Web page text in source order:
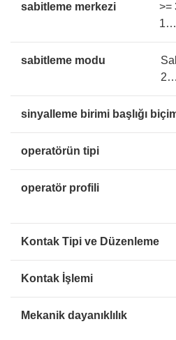
sabitleme merkezi
>=
sabitleme modu
sinyalleme birimi başlığı
operatörün tipi
operatör profili
Kontak Tipi ve Düzenleme
Kontak İşlemi
Mekanik dayanıklılık